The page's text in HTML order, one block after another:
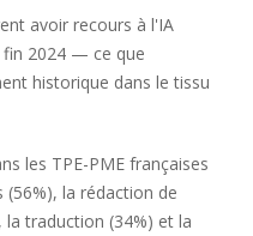
avoir recours à l'IA
fin 2024 — ce que
historique dans le tissu
les TPE-PME françaises
la rédaction de
traduction (34%) et la